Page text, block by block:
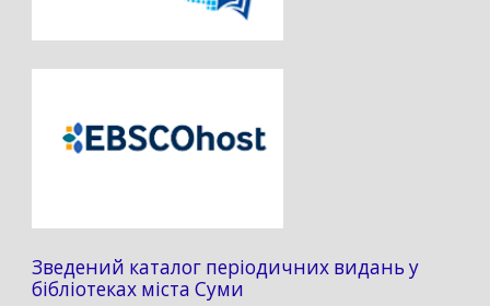
Зведений каталог періодичних видань у
бібліотеках міста Суми